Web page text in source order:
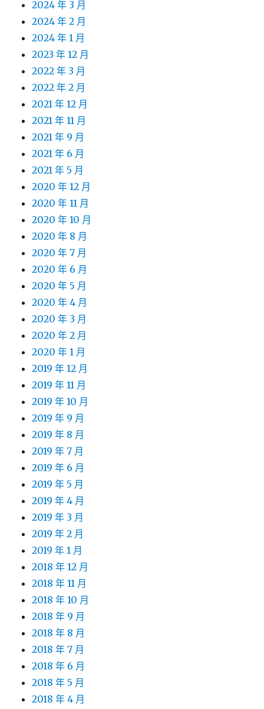
2024 年 3 月
2024 年 2 月
2024 年 1 月
2023 年 12 月
2022 年 3 月
2022 年 2 月
2021 年 12 月
2021 年 11 月
2021 年 9 月
2021 年 6 月
2021 年 5 月
2020 年 12 月
2020 年 11 月
2020 年 10 月
2020 年 8 月
2020 年 7 月
2020 年 6 月
2020 年 5 月
2020 年 4 月
2020 年 3 月
2020 年 2 月
2020 年 1 月
2019 年 12 月
2019 年 11 月
2019 年 10 月
2019 年 9 月
2019 年 8 月
2019 年 7 月
2019 年 6 月
2019 年 5 月
2019 年 4 月
2019 年 3 月
2019 年 2 月
2019 年 1 月
2018 年 12 月
2018 年 11 月
2018 年 10 月
2018 年 9 月
2018 年 8 月
2018 年 7 月
2018 年 6 月
2018 年 5 月
2018 年 4 月